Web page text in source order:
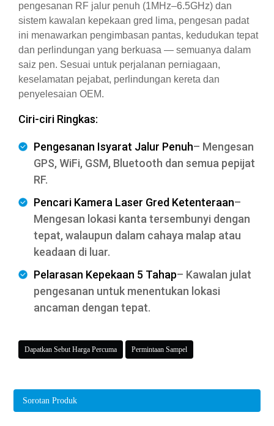
pengesanan RF jalur penuh (1MHz–6.5GHz) dan
sistem kawalan kepekaan gred lima, pengesan padat
ini menawarkan pengimbasan pantas, kedudukan tepat
dan perlindungan yang berkuasa — semuanya dalam
saiz pen. Sesuai untuk perjalanan perniagaan,
keselamatan pejabat, perlindungan kereta dan
penyelesaian OEM.
Ciri-ciri Ringkas:
Pengesanan Isyarat Jalur Penuh– Mengesan
GPS, WiFi, GSM, Bluetooth dan semua pepijat
RF.
Pencari Kamera Laser Gred Ketenteraan–
Mengesan lokasi kanta tersembunyi dengan
tepat, walaupun dalam cahaya malap atau
keadaan di luar.
Pelarasan Kepekaan 5 Tahap– Kawalan julat
pengesanan untuk menentukan lokasi
ancaman dengan tepat.
Dapatkan Sebut Harga Percuma Permintaan Sampel
Sorotan Produk